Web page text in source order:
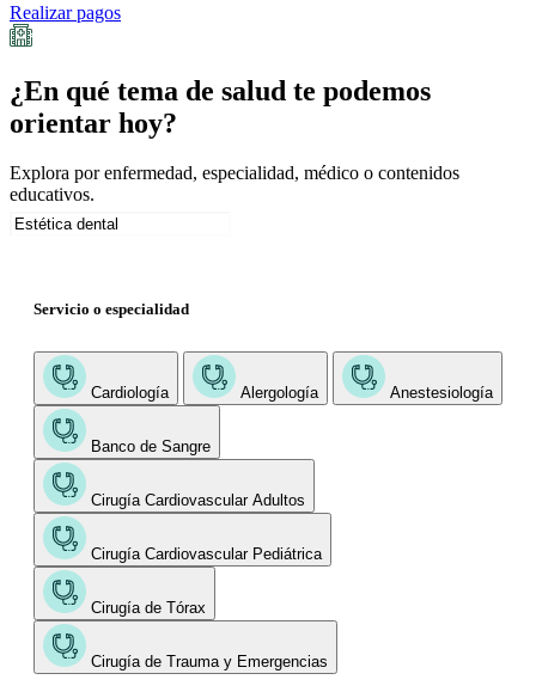
Realizar pagos
¿En qué tema de salud te podemos
orientar hoy?
Explora por enfermedad, especialidad, médico o contenidos
educativos.
Servicio o especialidad
Cardiología Alergología Anestesiología
Banco de Sangre
Cirugía Cardiovascular Adultos
Cirugía Cardiovascular Pediátrica
Cirugía de Tórax
Cirugía de Trauma y Emergencias